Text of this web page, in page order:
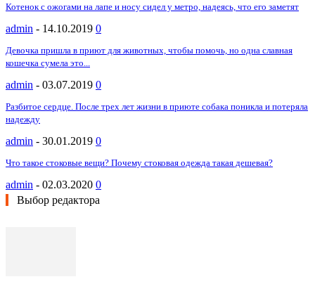
Котенок с ожогами на лапе и носу сидел у метро, надеясь, что его заметят
admin - 14.10.2019 0
Девочка пришла в приют для животных, чтобы помочь, но одна славная
кошечка сумела это...
admin - 03.07.2019 0
Разбитое сердце. После трех лет жизни в приюте собака поникла и потеряла
надежду
admin - 30.01.2019 0
Что такое стоковые вещи? Почему стоковая одежда такая дешевая?
admin - 02.03.2020 0
Выбор редактора